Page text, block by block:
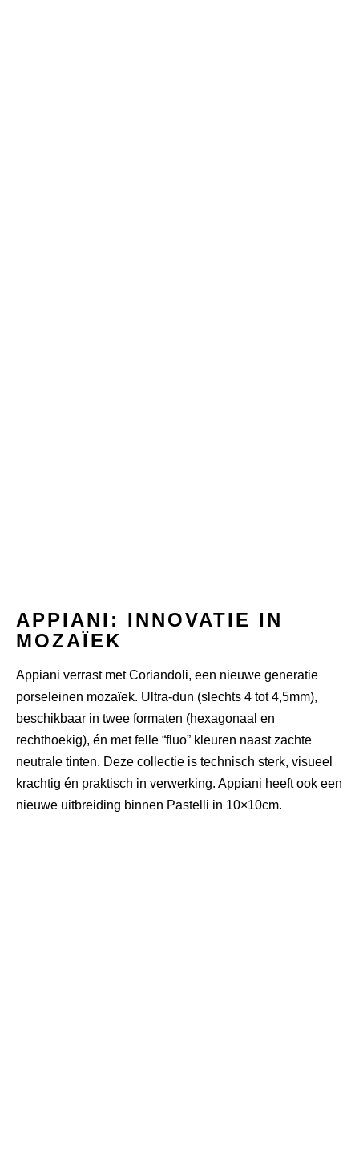
APPIANI : INNOVATIE IN
MOZAÏEK
Appiani verrast metCoriandoli, een nieuwe generatie
porseleinen mozaïek. Ultra-dun (slechts 4 tot 4,5mm),
beschikbaar in twee formaten (hexagonaal en
rechthoekig), én met felle “fluo” kleuren naast zachte
neutrale tinten. Deze collectie is technisch sterk, visueel
krachtig én praktisch in verwerking. Appiani heeft ook een
nieuwe uitbreiding binnen Pastelli in 10×10cm.